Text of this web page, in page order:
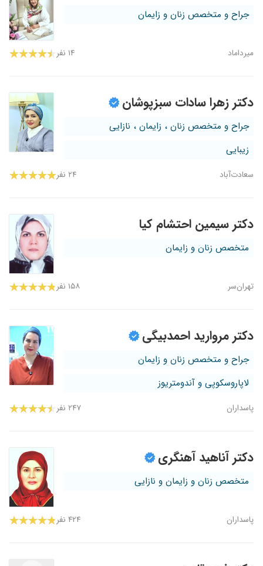
جراح و متخصص زنان و زایمان
میرداماد ۱۴ نفر
دکتر زهرا سادات سبزپوشان
جراح و متخصص زنان ، زایمان ، نازایی
زیبایی
سعادت‌آباد ۲۴ نفر
دکتر سیمین احتشام کیا
متخصص زنان و زایمان
تهران‌سر ۱۵۸ نفر
دکتر مروارید احمدبیگی
جراح و متخصص زنان و زایمان
لاپاروسکوپی و آندومتریوز
پاسداران ۲۴۷ نفر
دکتر آناهید آهنگری
متخصص زنان و زایمان و نازایی
پاسداران ۴۲۴ نفر